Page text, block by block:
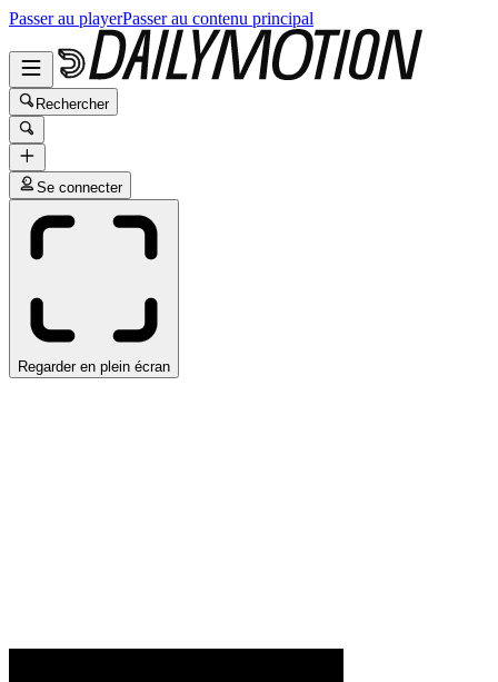
Passer au playerPasser au contenu principal
Rechercher
Se connecter
Regarder en plein écran